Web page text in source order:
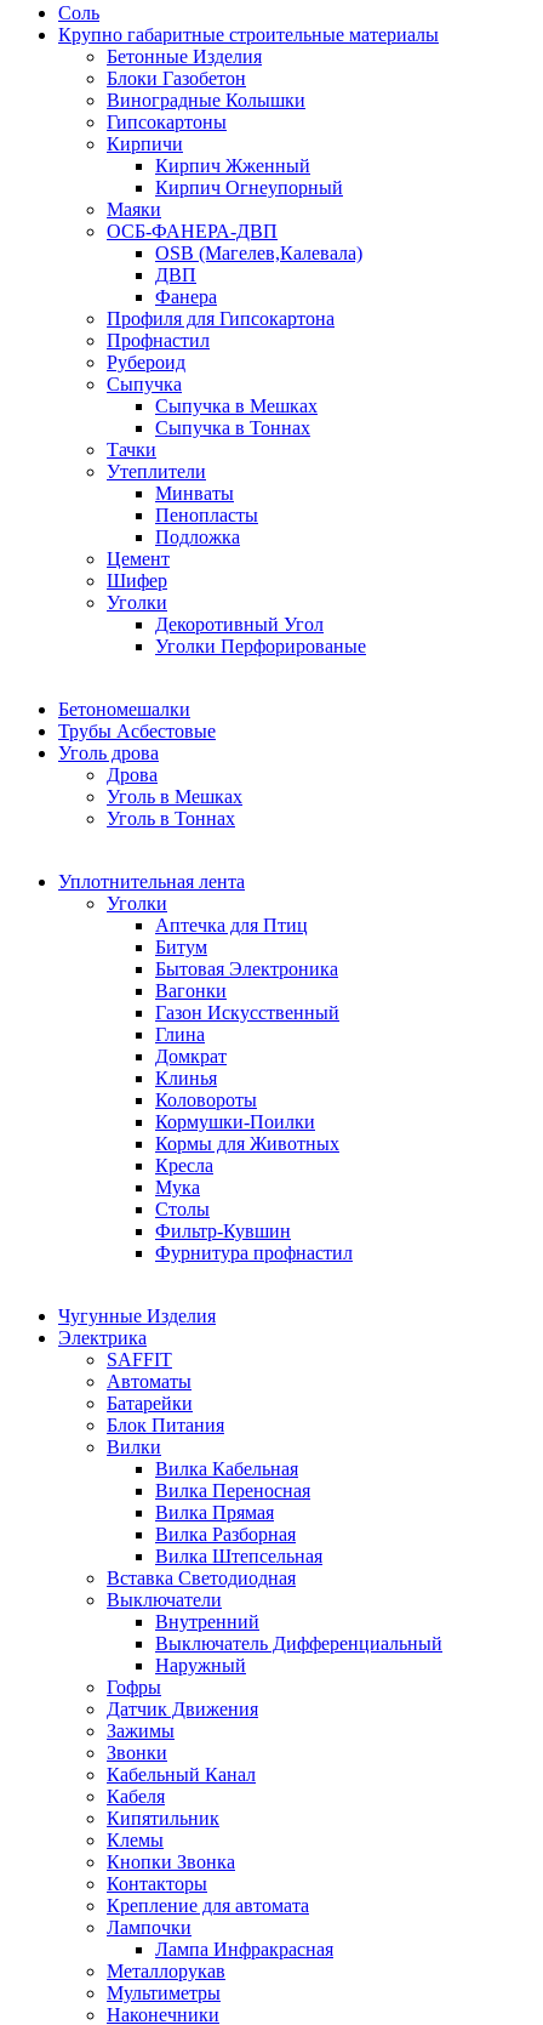
Соль
Крупно габаритные строительные материалы
Бетонные Изделия
Блоки Газобетон
Виноградные Колышки
Гипсокартоны
Кирпичи
Кирпич Жженный
Кирпич Огнеупорный
Маяки
ОСБ-ФАНЕРА-ДВП
OSB (Магелев,Калевала)
ДВП
Фанера
Профиля для Гипсокартона
Профнастил
Рубероид
Сыпучка
Сыпучка в Мешках
Сыпучка в Тоннах
Тачки
Утеплители
Минваты
Пенопласты
Подложка
Цемент
Шифер
Уголки
Декоротивный Угол
Уголки Перфорированые
Бетономешалки
Трубы Асбестовые
Уголь дрова
Дрова
Уголь в Мешках
Уголь в Тоннах
Уплотнительная лента
Уголки
Аптечка для Птиц
Битум
Бытовая Электроника
Вагонки
Газон Искусственный
Глина
Домкрат
Клинья
Коловороты
Кормушки-Поилки
Кормы для Животных
Кресла
Мука
Столы
Фильтр-Кувшин
Фурнитура профнастил
Чугунные Изделия
Электрика
SAFFIT
Автоматы
Батарейки
Блок Питания
Вилки
Вилка Кабельная
Вилка Переносная
Вилка Прямая
Вилка Разборная
Вилка Штепсельная
Вставка Светодиодная
Выключатели
Внутренний
Выключатель Дифференциальный
Наружный
Гофры
Датчик Движения
Зажимы
Звонки
Кабельный Канал
Кабеля
Кипятильник
Клемы
Кнопки Звонка
Контакторы
Крепление для автомата
Лампочки
Лампа Инфракрасная
Металлорукав
Мультиметры
Наконечники